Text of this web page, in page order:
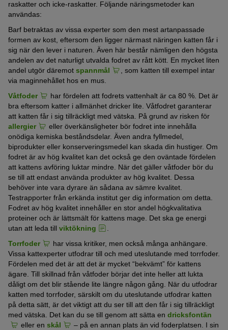
raskatter och icke-raskatter. Följande näringsmetoder kan
användas:
Barf betraktas av vissa experter som den mest artanpassade
formen av kost, eftersom den ligger närmast näringen katten får i
sig när den lever i naturen. Även här består nämligen den högsta
andelen av det naturligt utvalda fodret av rått kött. En mycket liten
andel utgör däremot spannmål
, som katten till exempel intar
via maginnehållet hos en mus.
Våtfoder
har fördelen att fodrets vattenhalt är ca 80 %. Det är
bra eftersom katter i allmänhet dricker lite. Våtfodret garanterar
att katten får i sig tillräckligt med vätska. På grund av risken för
allergier
eller överkänsligheter bör fodret inte innehålla
onödiga kemiska beståndsdelar. Även andra fyllmedel,
biprodukter eller konserveringsmedel kan skada din hustiger. Om
fodret är av hög kvalitet kan det också ge den oväntade fördelen
att kattens avföring luktar mindre. När det gäller våtfoder bör du
se till att endast använda produkter av hög kvalitet. Dessa
behöver inte vara dyrare än sådana av sämre kvalitet.
Testrapporter från erkända institut ger dig information om detta.
Fodret av hög kvalitet innehåller en stor andel högkvalitativa
proteiner och är lättsmält för kattens mage. Det ska ge energi
utan att leda till viktökning
.
Torrfoder
har vissa kritiker, men också många anhängare.
Vissa kattexperter utfodrar till och med uteslutande med torrfoder.
Fördelen med det är att det är mycket “bekvämt” för kattens
ägare. Till skillnad från våtfoder börjar det inte heller att lukta
dåligt om det blir stående lite längre någon gång. När du utfodrar
katten med torrfoder, särskilt om du uteslutande utfodrar katten
på detta sätt, är det viktigt att du ser till att den får i sig tillräckligt
med vätska. Det kan du se till genom att sätta en dricksfontän
eller en skål
– på en annan plats än vid foderplatsen. I sin